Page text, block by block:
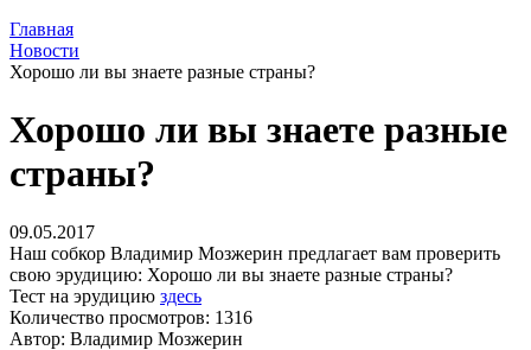
Главная
Новости
Хорошо ли вы знаете разные страны?
Хорошо ли вы знаете разные
страны?
09.05.2017
Наш собкор Владимир Мозжерин предлагает вам проверить
свою эрудицию: Хорошо ли вы знаете разные страны?
Тест на эрудицию здесь
Количество просмотров: 1316
Автор: Владимир Мозжерин